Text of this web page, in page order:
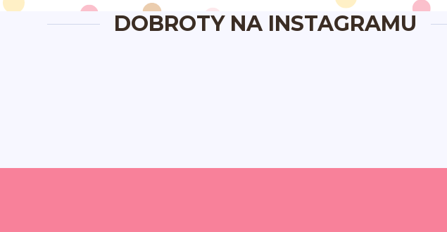
DOBROTY NA INSTAGRAMU